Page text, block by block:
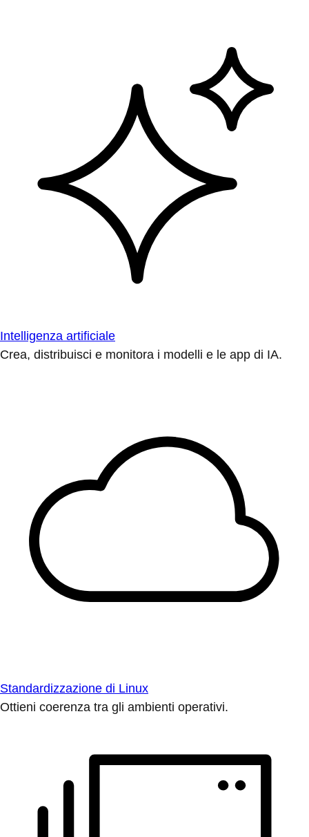
Intelligenza artificiale
Crea, distribuisci e monitora i modelli e le app di IA.
Standardizzazione di Linux
Ottieni coerenza tra gli ambienti operativi.